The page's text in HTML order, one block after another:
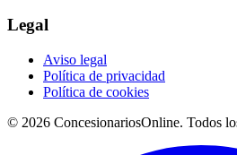
Legal
Aviso legal
Política de privacidad
Política de cookies
© 2026 ConcesionariosOnline. Todos